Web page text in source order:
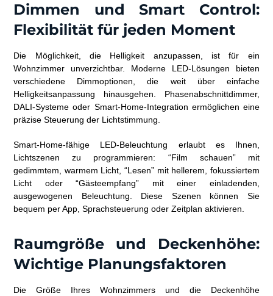
Dimmen und Smart Control:
Flexibilität für jeden Moment
Die Möglichkeit, die Helligkeit anzupassen, ist für ein
Wohnzimmer unverzichtbar. Moderne LED-Lösungen bieten
verschiedene Dimmoptionen, die weit über einfache
Helligkeitsanpassung hinausgehen. Phasenabschnittdimmer,
DALI-Systeme oder Smart-Home-Integration ermöglichen eine
präzise Steuerung der Lichtstimmung.
Smart-Home-fähige LED-Beleuchtung erlaubt es Ihnen,
Lichtszenen zu programmieren: “Film schauen” mit
gedimmtem, warmem Licht, “Lesen” mit hellerem, fokussiertem
Licht oder “Gästeempfang” mit einer einladenden,
ausgewogenen Beleuchtung. Diese Szenen können Sie
bequem per App, Sprachsteuerung oder Zeitplan aktivieren.
Raumgröße und Deckenhöhe:
Wichtige Planungsfaktoren
Die Größe Ihres Wohnzimmers und die Deckenhöhe